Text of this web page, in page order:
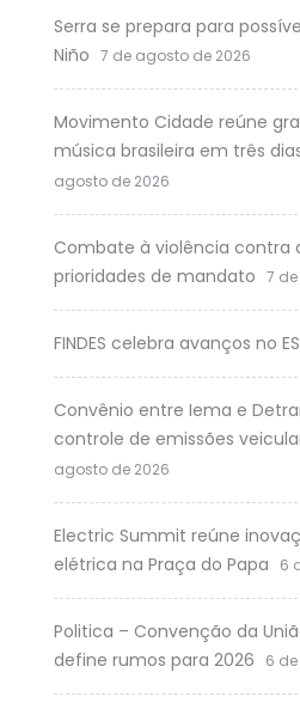
Serra se prepara para
Niño 7 de agosto de 2026
Movimento Cidade reúne
música brasileira em três
agosto de 2026
Combate à violência contra
prioridades de mandato 7
FINDES celebra avanços no ES
Convênio entre Iema e
controle de emissões
agosto de 2026
Electric Summit reúne
elétrica na Praça do Papa
6
Politica – Convenção da
define rumos para 2026
6